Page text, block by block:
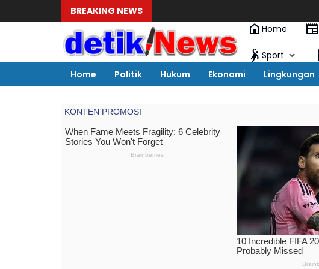
BREAKING NEWS
Home
Sport
Home
Politik Hukum Ekonomi Lingkungan